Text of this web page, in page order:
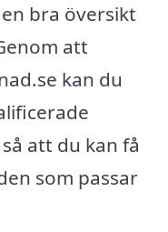
bra översikt
att
kan du
att du kan få
som passar